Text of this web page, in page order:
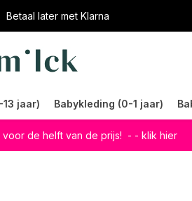
Betaal later met Klarna
jaar) Babykleding (0-1 jaar)
voor de helft van de prijs! - - klik hier